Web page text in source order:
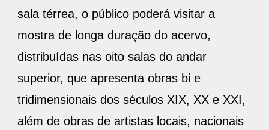
sala térrea, o público poderá visitar a
mostra de longa duração do acervo,
distribuídas nas oito salas do andar
superior, que apresenta obras bi e
tridimensionais dos séculos XIX, XX e XXI,
além de obras de artistas locais, nacionais